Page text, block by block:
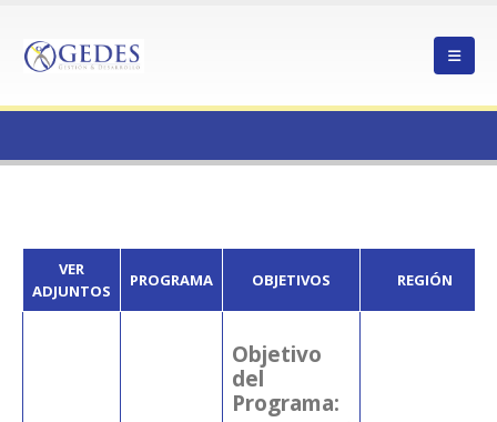
VER
ADJUNTOS
PROGRAMA OBJETIVOS REGIÓN
Objetivo
del
Programa: